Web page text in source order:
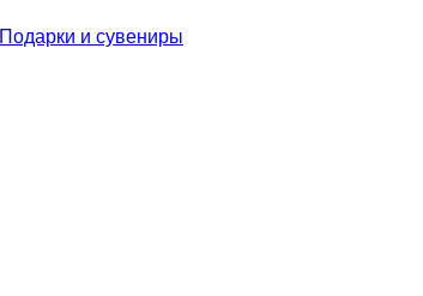
Подарки и сувениры